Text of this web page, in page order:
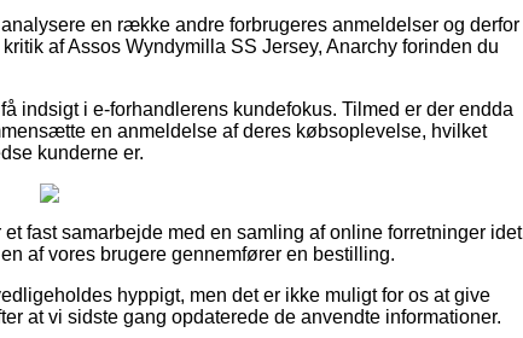
en række andre forbrugeres anmeldelser og derfor
af Assos Wyndymilla SS Jersey, Anarchy forinden du
indsigt i e-forhandlerens kundefokus. Tilmed er der endda
en anmeldelse af deres købsoplevelse, hvilket
kunderne er.
fast samarbejde med en samling af online forretninger idet
af vores brugere gennemfører en bestilling.
hyppigt, men det er ikke muligt for os at give
at vi sidste gang opdaterede de anvendte informationer.